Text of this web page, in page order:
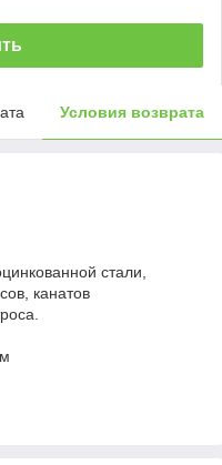
Условия возврата
стали,
канатов